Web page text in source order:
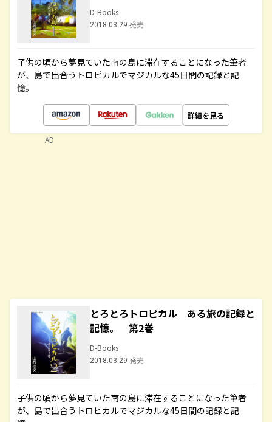
D-Books
2018.03.29 発売
子供の頃から夢見ていた南の島に滞在することになった筆者
が、島で出合うトロピカルでマジカルな45日間の記録と記
憶。
詳細を見る
とろとろトロピカル ある旅の記録と
記憶。 第2巻
D-Books
2018.03.29 発売
子供の頃から夢見ていた南の島に滞在することになった筆者
が、島で出合うトロピカルでマジカルな45日間の記録と記
AD